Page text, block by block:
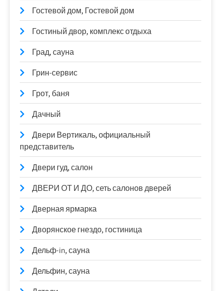
Гостевой дом, Гостевой дом
Гостиный двор, комплекс отдыха
Град, сауна
Грин-сервис
Грот, баня
Дачный
Двери Вертикаль, официальный
представитель
Двери гуд, салон
ДВЕРИ ОТ И ДО, сеть салонов дверей
Дверная ярмарка
Дворянское гнездо, гостиница
Дельф-in, сауна
Дельфин, сауна